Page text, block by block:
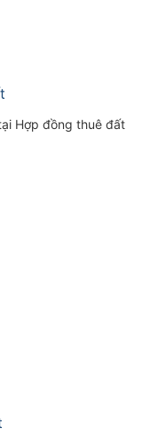
Hợp đồng thuê đất